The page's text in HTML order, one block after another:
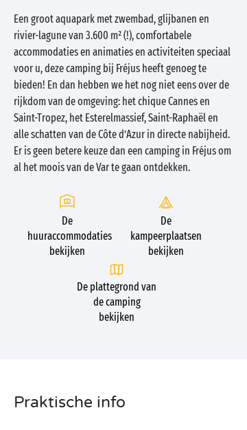
Een groot aquapark met zwembad, glijbanen en
rivier-lagune van 3.600 m² (!), comfortabele
accommodaties en animaties en activiteiten speciaal
voor u, deze camping bij Fréjus heeft genoeg te
bieden! En dan hebben we het nog niet eens over de
rijkdom van de omgeving: het chique Cannes en
Saint-Tropez, het Esterelmassief, Saint-Raphaël en
alle schatten van de Côte d’Azur in directe nabijheid.
Er is geen betere keuze dan een camping in Fréjus om
al het moois van de Var te gaan ontdekken.
De
huuraccommodaties
bekijken
De
kampeerplaatsen
bekijken
De plattegrond van
de camping
bekijken
Praktische info